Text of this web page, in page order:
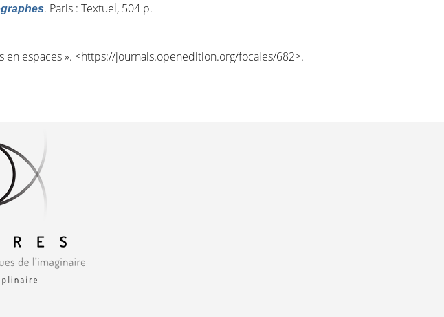
. Paris : Textuel, 504 p.
en espaces ». <https://journals.openedition.org/focales/682>.